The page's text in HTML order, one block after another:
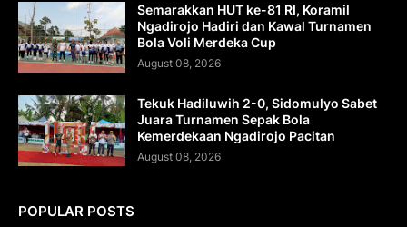
Semarakkan HUT ke-81 RI, Koramil
Ngadirojo Hadiri dan Kawal Turnamen
Bola Voli Merdeka Cup
August 08, 2026
Tekuk Hadiluwih 2-0, Sidomulyo Sabet
Juara Turnamen Sepak Bola
Kemerdekaan Ngadirojo Pacitan
August 08, 2026
POPULAR POSTS